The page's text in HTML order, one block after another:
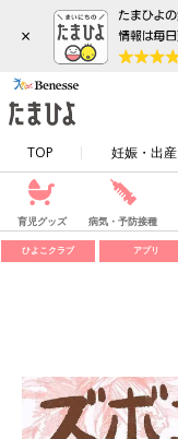
×
TOP 妊娠・出産
育児グッズ 病気・予防接種
ひよこクラブ アプリ